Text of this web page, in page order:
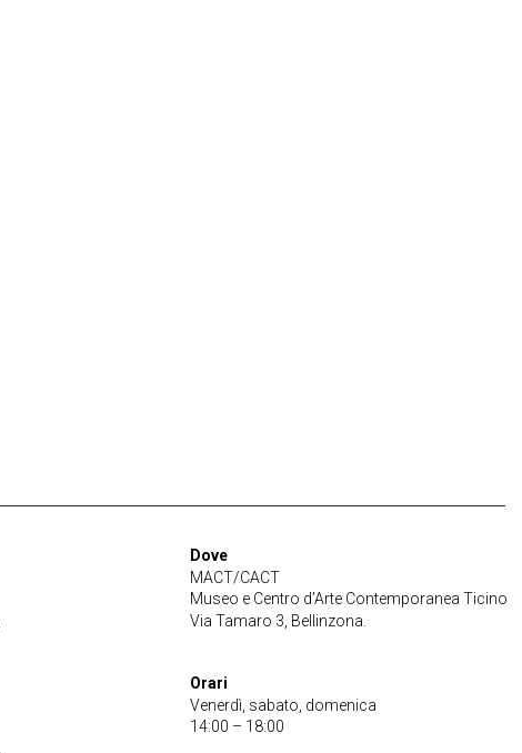
Dove
MACT/CACT
Museo e Centro d’Arte Contemporanea Ticino
Via Tamaro 3, Bellinzona.
Orari
Venerdì, sabato, domenica
14:00 – 18:00